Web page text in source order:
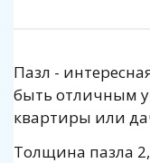
Пазл -
быть отличным
квартиры или
Толщина пазла